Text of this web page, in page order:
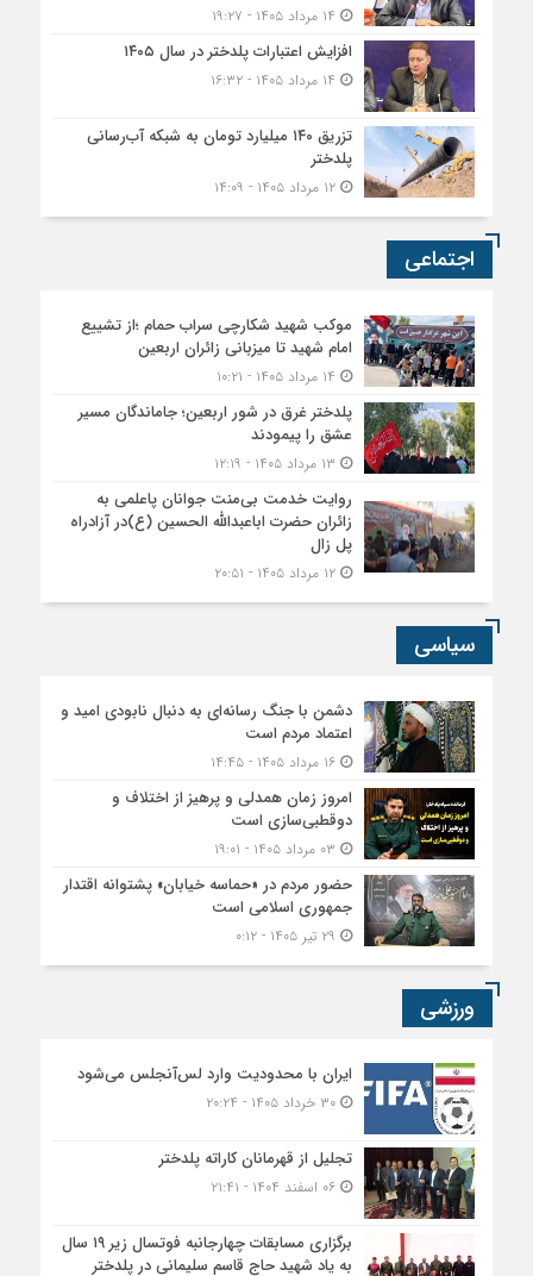
افزایش اعتبارات پلدختر در سال ۱۴۰۵
تزریق ۱۴۰ میلیارد تومان به شبکه آب‌رسانی
پلدختر
۱۲ مرداد ۱۴۰۵ - ۱۴:۰۹
اجتماعی
موکب شهید شکارچی سراب حمام ؛از تشییع
امام شهید تا میزبانی زائران اربعین
پلدختر غرق در شور اربعین؛ جاماندگان مسیر
عشق را پیمودند
روایت خدمت بی‌منت جوانان پاعلمی به
زائران حضرت اباعبدالله الحسین (ع)در آزادراه
پل زال
۱۲ مرداد ۱۴۰۵ - ۲۰:۵۱
سیاسی
دشمن با جنگ رسانه‌ای به دنبال نابودی امید و
اعتماد مردم است
۱۶ مرداد ۱۴۰۵ - ۱۴:۴۵
امروز زمان همدلی و پرهیز از اختلاف و
دوقطبی‌سازی است
حضور مردم در «حماسه خیابان» پشتوانه اقتدار
جمهوری اسلامی است
ورزشی
ایران با محدودیت وارد لس‌آنجلس می‌شود
۳۰ خرداد ۱۴۰۵ - ۲۰:۲۴
تجلیل از قهرمانان کاراته پلدختر
۰۶ اسفند ۱۴۰۴ - ۲۱:۴۱
برگزاری مسابقات چهارجانبه فوتسال زیر ۱۹ سال
به یاد شهید حاج قاسم سلیمانی در پلدختر